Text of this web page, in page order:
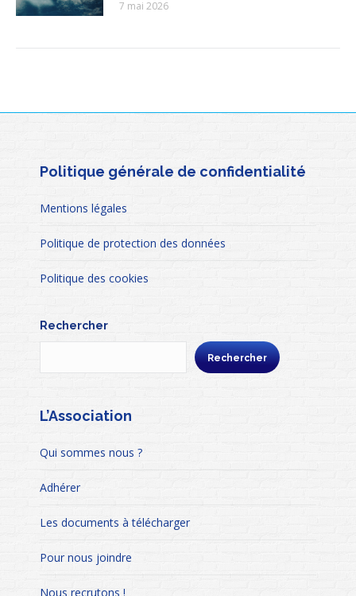
7 mai 2026
Politique générale de confidentialité
Mentions légales
Politique de protection des données
Politique des cookies
Rechercher
Rechercher
L’Association
Qui sommes nous ?
Adhérer
Les documents à télécharger
Pour nous joindre
Nous recrutons !